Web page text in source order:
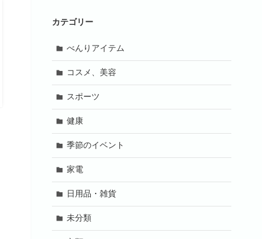
カテゴリー
べんりアイテム
コスメ、美容
スポーツ
健康
季節のイベント
家電
日用品・雑貨
未分類